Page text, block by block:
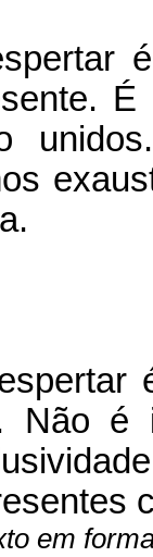
Não é
em